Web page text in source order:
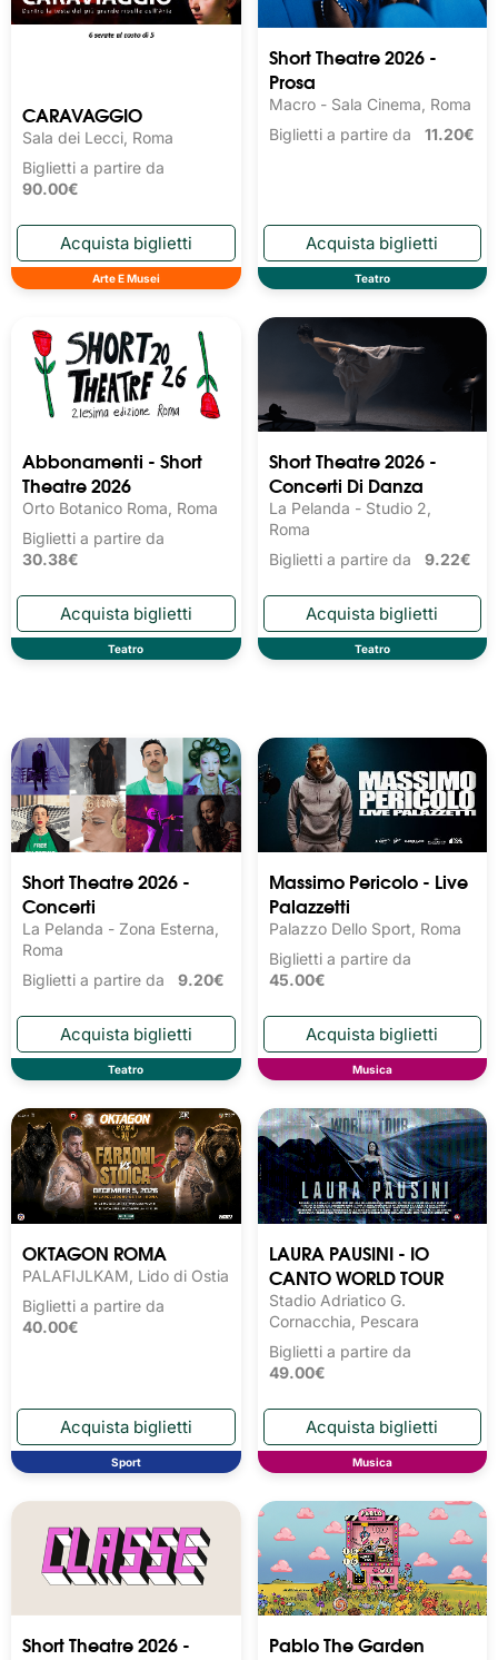
CARAVAGGIO
Sala dei Lecci, Roma
Biglietti a partire da
90.00€
Arte E Musei
Short Theatre 2026 -
Prosa
Macro - Sala Cinema, Roma
Biglietti a partire da 11.20€
Teatro
Abbonamenti - Short
Theatre 2026
Orto Botanico Roma, Roma
Biglietti a partire da
30.38€
Teatro
Short Theatre 2026 -
Concerti Di Danza
La Pelanda - Studio 2,
Roma
Biglietti a partire da 9.22€
Teatro
Short Theatre 2026 -
Concerti
La Pelanda - Zona Esterna,
Roma
Biglietti a partire da 9.20€
Teatro
Massimo Pericolo - Live
Palazzetti
Palazzo Dello Sport, Roma
Biglietti a partire da
45.00€
Musica
OKTAGON ROMA
PALAFIJLKAM, Lido di Ostia
Biglietti a partire da
40.00€
Sport
LAURA PAUSINI - IO
CANTO WORLD TOUR
Stadio Adriatico G.
Cornacchia, Pescara
Biglietti a partire da
49.00€
Musica
Short Theatre 2026 -
Pablo The Garden